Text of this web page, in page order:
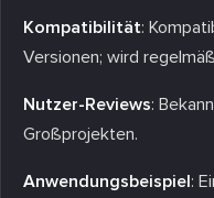
Kompatibilität:
Versionen; wird
Nutzer-Reviews:
Großprojekten.
Anwendungsbeispiel: